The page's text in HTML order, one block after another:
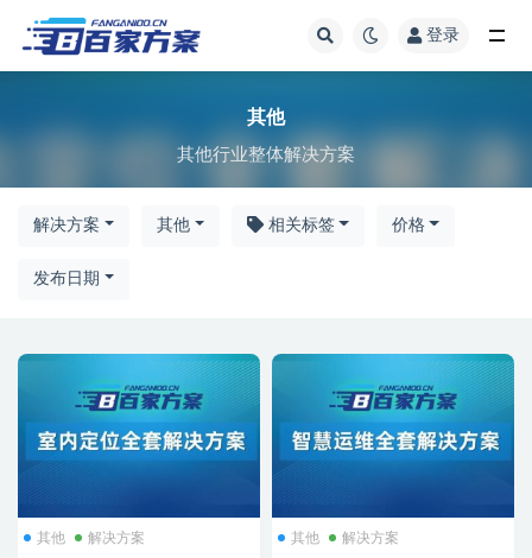
登录
其他
其他行业整体解决方案
解决方案 其他 相关标签 价格
发布日期
其他 解决方案 其他 解决方案